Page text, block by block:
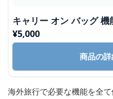
キャリー オン バッグ
¥5,000
商品の
海外旅行で必要な機能を全